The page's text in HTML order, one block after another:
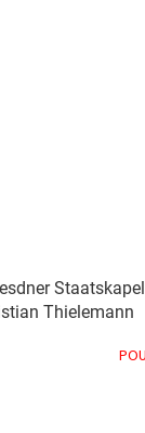
Thielemann